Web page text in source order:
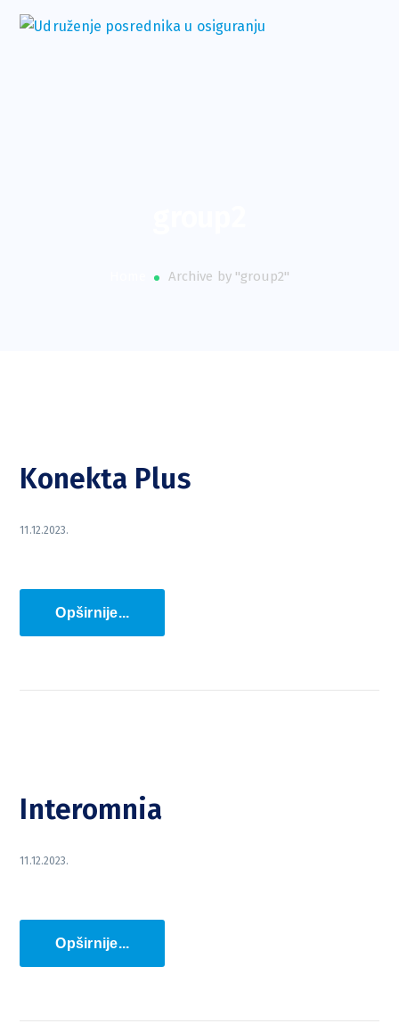
Archive by "group2"
Konekta Plus
11.12.2023.
Opširnije...
Interomnia
11.12.2023.
Opširnije...